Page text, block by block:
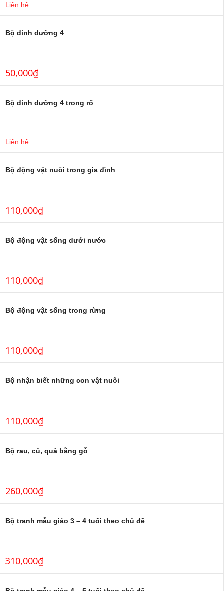
Liên hệ
Bộ dinh dưỡng 4
50,000₫
Bộ dinh dưỡng 4 trong rổ
Liên hệ
Bộ động vật nuôi trong gia đình
110,000₫
Bộ động vật sống dưới nước
110,000₫
Bộ động vật sống trong rừng
110,000₫
Bộ nhận biết những con vật nuôi
110,000₫
Bộ rau, củ, quả bằng gỗ
260,000₫
Bộ tranh mẫu giáo 3 – 4 tuổi theo chủ đề
310,000₫